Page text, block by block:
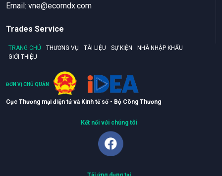
Email: vne@ecomdx.com
Trades Service
TRANG CHỦ THƯƠNG VỤ TÀI LIỆU SỰ KIỆN
NHÀ NHẬP KHẨU
GIỚI THIỆU
ĐƠN VỊ CHỦ QUẢN
Cục Thương mại điện tử và Kinh tế số - Bộ Công Thương
Kết nối với chúng tôi